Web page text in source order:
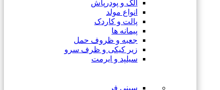
الک و پودرپاش
انواع مولد
پالت و کاردک
پیمانه ها
جعبه و ظروف حمل
زیر کیکی و ظرف سرو
سیلپد و ایرمت
سینی فر